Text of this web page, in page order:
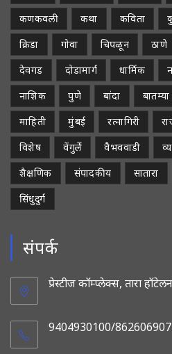
कणकवली
कथा कविता
क्रिडा
गोवा चिपळून ठाणे
देवगड
दोडामार्ग धार्मिक
नाशिक
पुणे बांदा बातम्या
माहिती
मुंबई रत्नागिरी
विशेष
वेंगुर्ले वैभववाडी
शैक्षणिक
संपादकीय सातारा
सिंधुदुर्ग
संपर्क
प्रेस्टीज कॉम्प्लेक्स, तारा
9404930100/